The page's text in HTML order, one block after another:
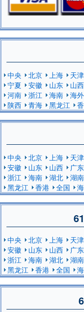
中央 北京 上海 天津
宁夏
安徽 山东 山西
河南
浙江 海南 海外
陕西
青海 黑龙江
中央 北京 上海 天津
安徽
山东 山西 广东
浙江
海南 湖北 湖南
黑龙江
香港 全国
中央 北京 上海 天津
安徽
山东 山西 广东
浙江
海南 湖北 湖南
黑龙江
香港 全国